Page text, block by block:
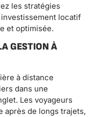
les stratégies
locatif
et optimisée.
GESTION À
à distance
dans une
Les voyageurs
après de longs trajets,